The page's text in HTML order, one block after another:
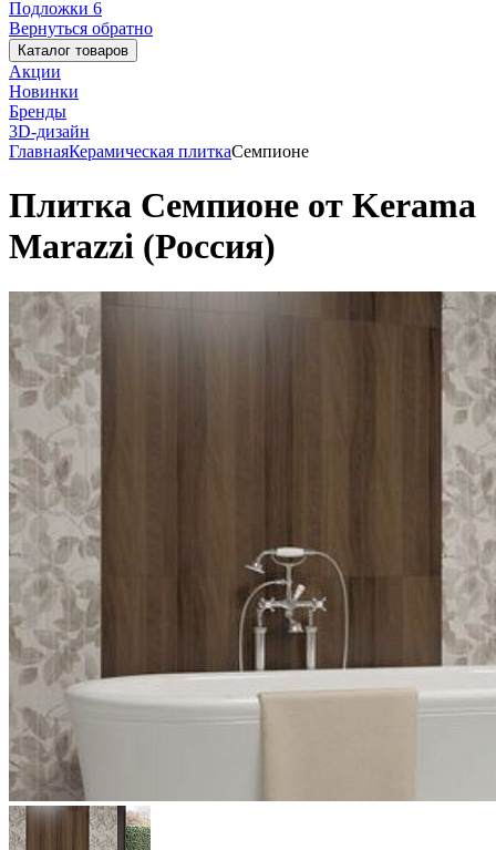
Подложки 6
Вернуться обратно
Каталог товаров
Акции
Новинки
Бренды
3D-дизайн
ГлавнаяКерамическая плиткаСемпионе
Плитка Семпионе от Kerama
Marazzi (Россия)